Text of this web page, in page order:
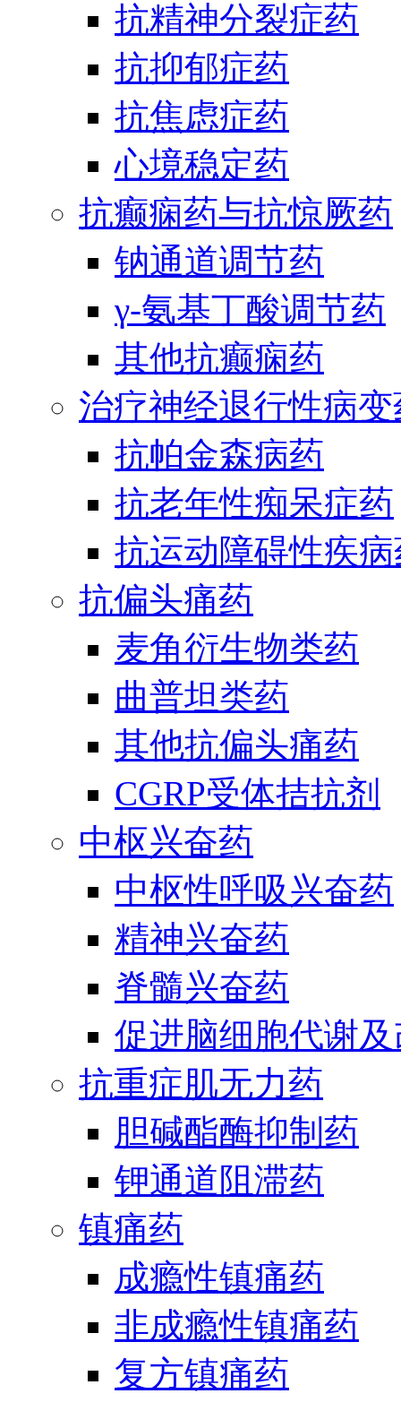
抗精神分裂症药
抗抑郁症药
抗焦虑症药
心境稳定药
抗癫痫药与抗惊厥药
钠通道调节药
γ-氨基丁酸调节药
其他抗癫痫药
治疗神经退行性病
抗帕金森病药
抗老年性痴呆症药
抗运动障碍性疾
抗偏头痛药
麦角衍生物类药
曲普坦类药
其他抗偏头痛药
CGRP受体拮抗剂
中枢兴奋药
中枢性呼吸兴奋药
精神兴奋药
脊髓兴奋药
促进脑细胞代谢
抗重症肌无力药
胆碱酯酶抑制药
钾通道阻滞药
镇痛药
成瘾性镇痛药
非成瘾性镇痛药
复方镇痛药